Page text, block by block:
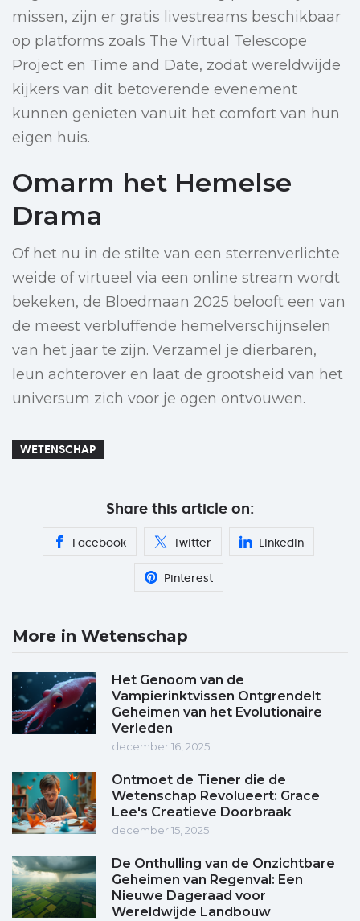
missen, zijn er gratis livestreams beschikbaar
op platforms zoals The Virtual Telescope
Project en Time and Date, zodat wereldwijde
kijkers van dit betoverende evenement
kunnen genieten vanuit het comfort van hun
eigen huis.
Omarm het Hemelse
Drama
Of het nu in de stilte van een sterrenverlichte
weide of virtueel via een online stream wordt
bekeken, de Bloedmaan 2025 belooft een van
de meest verbluffende hemelverschijnselen
van het jaar te zijn. Verzamel je dierbaren,
leun achterover en laat de grootsheid van het
universum zich voor je ogen ontvouwen.
WETENSCHAP
Share this article on:
Facebook Twitter Linkedin
Pinterest
More in Wetenschap
Het Genoom van de
Vampierinktvissen Ontgrendelt
Geheimen van het Evolutionaire
Verleden
december 16, 2025
Ontmoet de Tiener die de
Wetenschap Revolueert: Grace
Lee's Creatieve Doorbraak
december 15, 2025
De Onthulling van de Onzichtbare
Geheimen van Regenval: Een
Nieuwe Dageraad voor
Wereldwijde Landbouw